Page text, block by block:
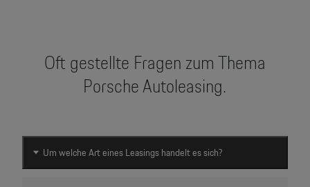
Oft gestellte Fragen zum Thema
Porsche Autoleasing.
Um welche Art eines Leasings handelt es sich?